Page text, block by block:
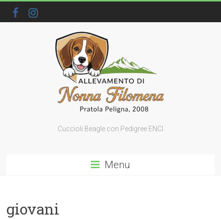
Cuccioli Beagle con Pedigree ENCI
Menu
giovani